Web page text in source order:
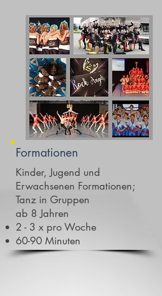
Formationen
Kinder, Jugend und
Erwachsenen Formationen;
Tanz in Gruppen
ab 8 Jahren
2 - 3 x pro Woche
60-90 Minuten